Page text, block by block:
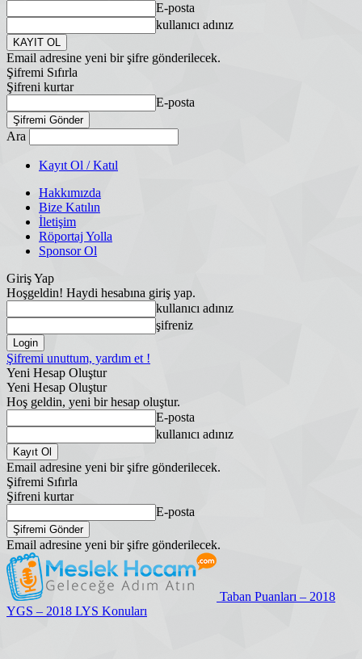
E-posta
kullanıcı adınız
Email adresine yeni bir şifre gönderilecek.
Şifremi Sıfırla
Şifreni kurtar
E-posta
Ara
Kayıt Ol / Katıl
Hakkımızda
Bize Katılın
İletişim
Röportaj Yolla
Sponsor Ol
Giriş Yap
Hoşgeldin! Haydi hesabına giriş yap.
kullanıcı adınız
şifreniz
Şifremi unuttum, yardım et !
Yeni Hesap Oluştur
Yeni Hesap Oluştur
Hoş geldin, yeni bir hesap oluştur.
E-posta
kullanıcı adınız
Email adresine yeni bir şifre gönderilecek.
Şifremi Sıfırla
Şifreni kurtar
E-posta
Email adresine yeni bir şifre gönderilecek.
Taban Puanları – 2018
YGS – 2018 LYS Konuları